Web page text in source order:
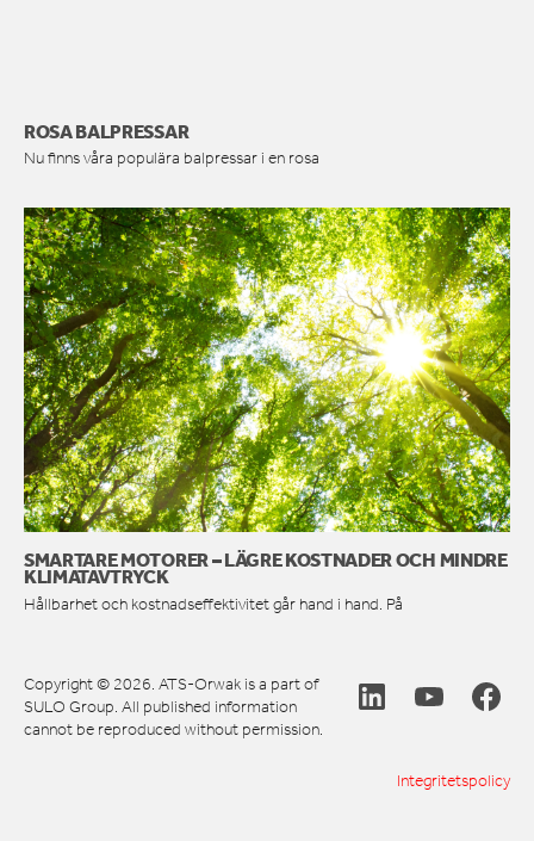
ROSA BALPRESSAR
Nu finns våra populära balpressar i en rosa
SMARTARE MOTORER – LÄGRE KOSTNADER OCH MINDRE
KLIMATAVTRYCK
Hållbarhet och kostnadseffektivitet går hand i hand. På
Copyright © 2026. ATS-Orwak is a part of
SULO Group. All published information
cannot be reproduced without permission.
Integritetspolicy